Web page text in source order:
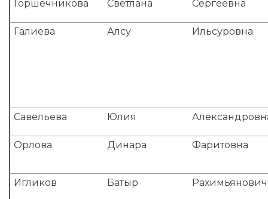
Горшечникова Светлана Сергеевна
Галиева Алсу Ильсуровна
Савельева Юлия
Орлова Динара Фаритовна
Игликов Батыр Рахимьянович